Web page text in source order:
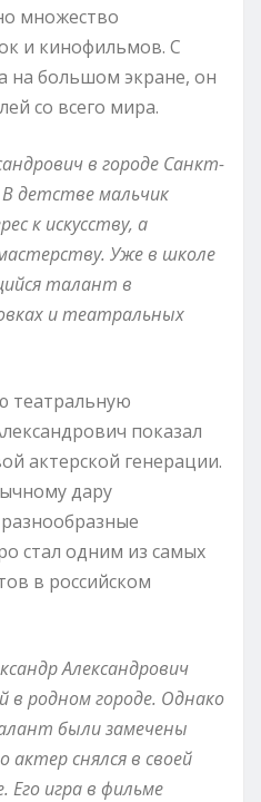
множество
и кинофильмов. С
на большом экране, он
со всего мира.
в городе Санкт-
В детстве мальчик
к искусству, а
Уже в школе
талант в
и театральных
театральную
показал
актерской генерации.
дару
стал одним из самых
в российском
Александрович
в родном городе. Однако
были замечены
актер снялся в своей
Его игра в фильме